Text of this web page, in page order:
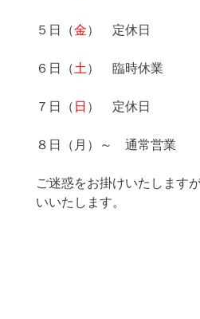
５日（金） 定休日
６日（土） 臨時休業
７日（ 日 ） 定休日
８日（月）～ 通常営業
ご迷惑をお掛けいたします
いいたします。